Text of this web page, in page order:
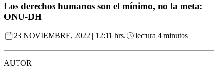
Los derechos humanos son el mínimo, no la meta:
ONU-DH
23 NOVIEMBRE, 2022 | 12:11 hrs. lectura 4 minutos
AUTOR